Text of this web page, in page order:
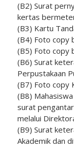
(B2) Surat
kertas
(B3) Kartu
(B4) Foto copy
(B5) Foto copy
(B6) Surat
Perpustakaan
(B7) Foto copy
(B8)
surat
melalui
(B9) Surat
Akademik dan